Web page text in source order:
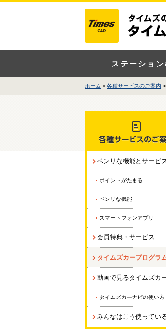
ステーション
ホーム > 各種サービスのご案内
ベンリな機能とサービ
ポイントがたまる
ベンリな機能
スマートフォンアプリ
会員特典・サービス
タイムズカープログラ
動画で見るタイムズカ
タイムズカーナビの使い方
みんなはこう使ってい